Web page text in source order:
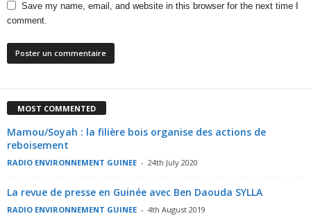
Save my name, email, and website in this browser for the next time I
comment.
MOST COMMENTED
Mamou/Soyah : la filière bois organise des actions de
reboisement
RADIO ENVIRONNEMENT GUINEE - 24th July 2020
La revue de presse en Guinée avec Ben Daouda SYLLA
RADIO ENVIRONNEMENT GUINEE - 4th August 2019